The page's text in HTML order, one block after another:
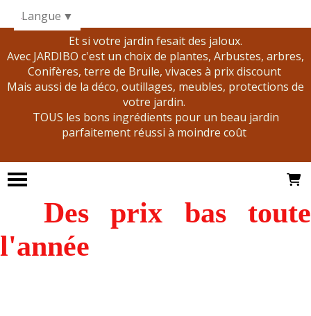
Et si votre jardin fesait des jaloux.
Avec JARDIBO c'est un choix de plantes, Arbustes, arbres,
Conifères, terre de Bruile, vivaces à prix discount
Mais aussi de la déco, outillages, meubles, protections de
votre jardin.
TOUS les bons ingrédients pour un beau jardin
parfaitement réussi à moindre coût
Des prix bas toute
l'année
Langue ▼